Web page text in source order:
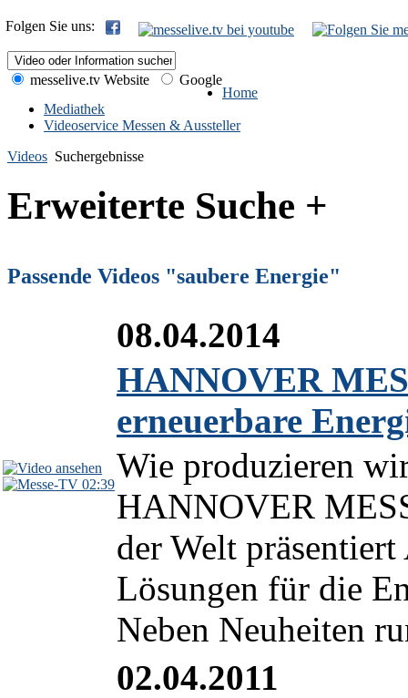
Folgen Sie uns:
messelive.tv Website
Google
Home
Mediathek
Videoservice Messen & Aussteller
Videos Suchergebnisse
Erweiterte Suche +
Passende Videos "saubere Energie"
02:39
08.04.2014
HANNOVER
erneuerbare
Wie produzieren
HANNOVER
der Welt
Lösungen für die
Neben Neuheiten
02.04.2011